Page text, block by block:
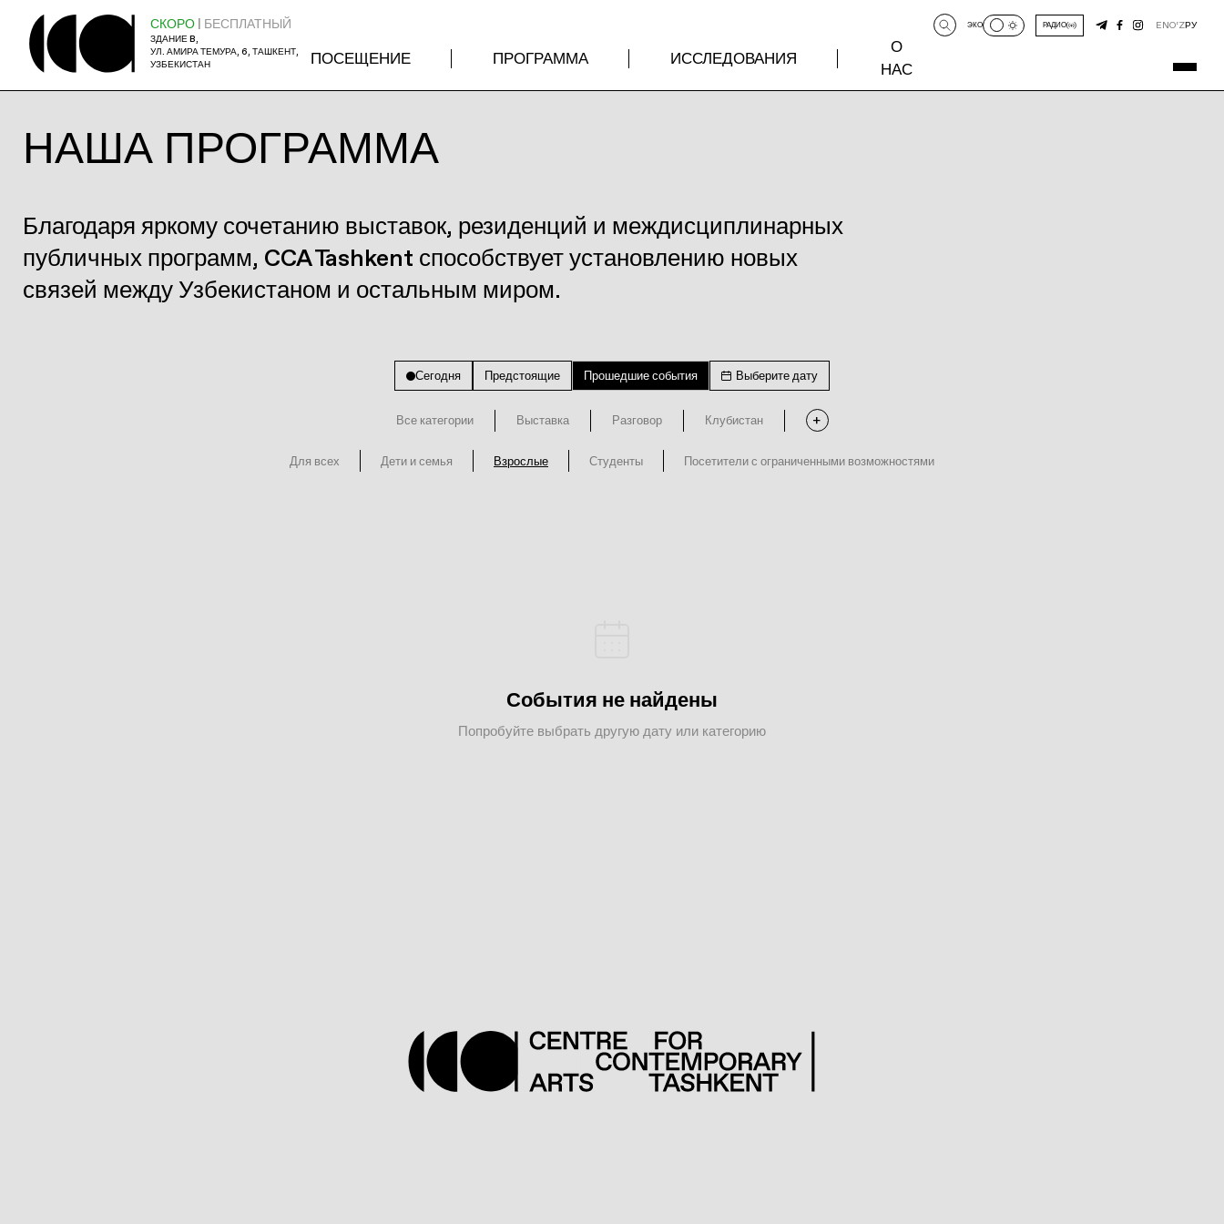
СКОРО | БЕСПЛАТНЫЙ
ЗДАНИЕ B,
УЛ. АМИРА ТЕМУРА, 6, ТАШКЕНТ,
УЗБЕКИСТАН
ПОСЕЩЕНИЕ ПРОГРАММА ИССЛЕДОВАНИЯ
О
НАС
ЭКО РАДИО ENO‘ZРУ
НАША ПРОГРАММА
Благодаря яркому сочетанию выставок, резиденций и междисциплинарных
публичных программ, CCA Tashkent способствует установлению новых
связей между Узбекистаном и остальным миром.
Сегодня Предстоящие Прошедшие события Выберите дату
Все категории Выставка Разговор Клубистан
Для всех Дети и семья Взрослые Студенты Посетители с ограниченными возможностями
События не найдены
Попробуйте выбрать другую дату или категорию